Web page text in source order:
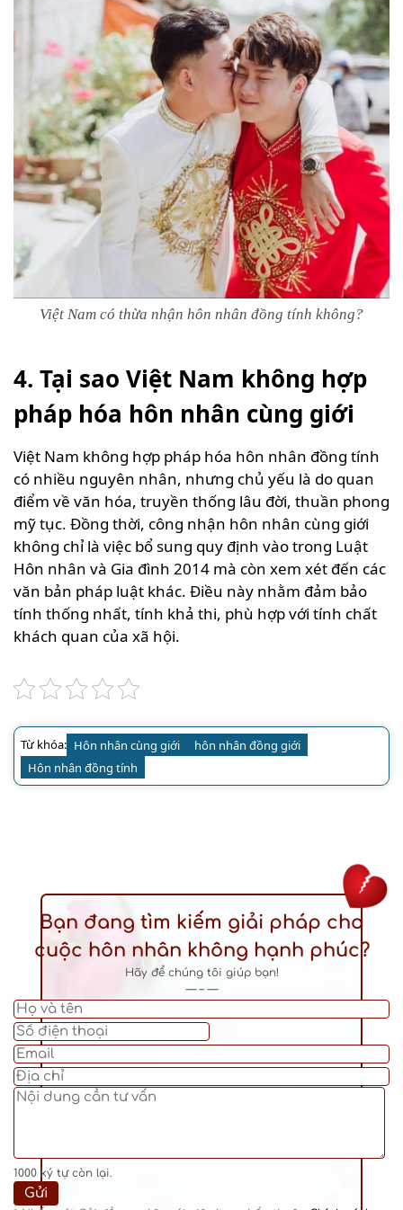
Việt Nam có thừa nhận hôn nhân đồng tính không?
4. Tại sao Việt Nam không hợp
pháp hóa hôn nhân cùng giới
Việt Nam không hợp pháp hóa hôn nhân đồng tính
có nhiều nguyên nhân, nhưng chủ yếu là do quan
điểm về văn hóa, truyền thống lâu đời, thuần phong
mỹ tục. Đồng thời, công nhận hôn nhân cùng giới
không chỉ là việc bổ sung quy định vào trong Luật
Hôn nhân và Gia đình 2014 mà còn xem xét đến các
văn bản pháp luật khác. Điều này nhằm đảm bảo
tính thống nhất, tính khả thi, phù hợp với tính chất
khách quan của xã hội.
Từ khóa: Hôn nhân cùng giới
hôn nhân đồng giới
Hôn nhân đồng tính
Bạn đang tìm kiếm giải pháp cho
cuộc hôn nhân không hạnh phúc?
Hãy để chúng tôi giúp bạn!
— – —
1000 ký tự còn lại.